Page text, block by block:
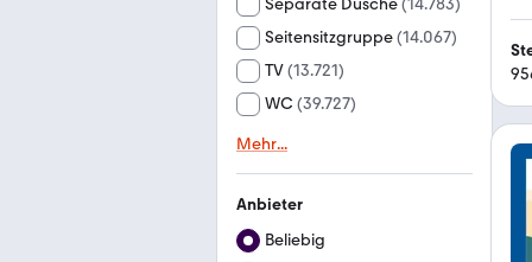
Separate Dusche(14.783)
Seitensitzgruppe(14.067)
TV(13.721)
WC (39.727)
Mehr...
Anbieter
Beliebig